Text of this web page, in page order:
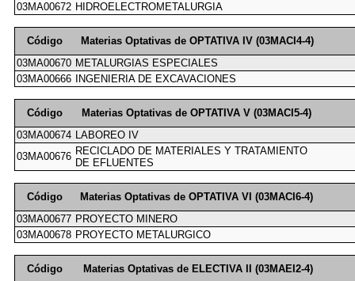
03MA00672 HIDROELECTROMETALURGIA
Código
Materias Optativas de OPTATIVA IV (03MACI4-4)
03MA00670 METALURGIAS ESPECIALES
03MA00666
INGENIERIA DE EXCAVACIONES
Código
Materias Optativas de OPTATIVA V (03MACI5-4)
03MA00674 LABOREO IV
03MA00676 RECICLADO DE MATERIALES Y TRATAMIENTO
DE EFLUENTES
Código
Materias Optativas de OPTATIVA VI (03MACI6-4)
03MA00677 PROYECTO MINERO
03MA00678 PROYECTO METALURGICO
Código
Materias Optativas de ELECTIVA II (03MAEI2-4)